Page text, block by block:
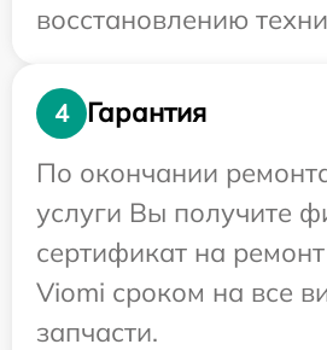
восстановлению
4
Гарантия
По окончании
услуги Вы получите
сертификат на
Viomi сроком на все
запчасти.